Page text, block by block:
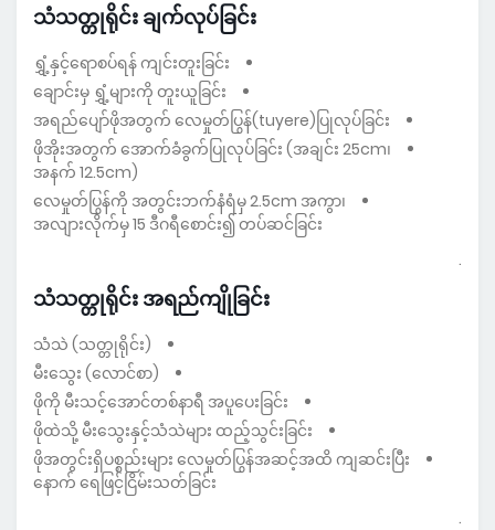
သံသတ္တုရိုင်း ချက်လုပ်ခြင်း
ရွှံ့နှင့်ရောစပ်ရန် ကျင်းတူးခြင်း
ချောင်းမှ ရွှံ့များကို တူးယူခြင်း
အရည်ပျော်ဖိုအတွက် လေမှုတ်ပြွန်(tuyere)ပြုလုပ်ခြင်း
ဖိုအိုးအတွက် အောက်ခံခွက်ပြုလုပ်ခြင်း (အချင်း 25cm၊
အနက် 12.5cm)
လေမှုတ်ပြွန်ကို အတွင်းဘက်နံရံမှ 2.5cm အကွာ၊
အလျားလိုက်မှ 15 ဒီဂရီစောင်း၍ တပ်ဆင်ခြင်း
.
သံသတ္တုရိုင်း အရည်ကျိုခြင်း
သံသဲ (သတ္တုရိုင်း)
မီးသွေး (လောင်စာ)
ဖိုကို မီးသင့်အောင်တစ်နာရီ အပူပေးခြင်း
ဖိုထဲသို့ မီးသွေးနှင့်သံသဲများ ထည့်သွင်းခြင်း
ဖိုအတွင်းရှိပစ္စည်းများ လေမှုတ်ပြွန်အဆင့်အထိ ကျဆင်းပြီး
နောက် ရေဖြင့်ငြိမ်းသတ်ခြင်း
.